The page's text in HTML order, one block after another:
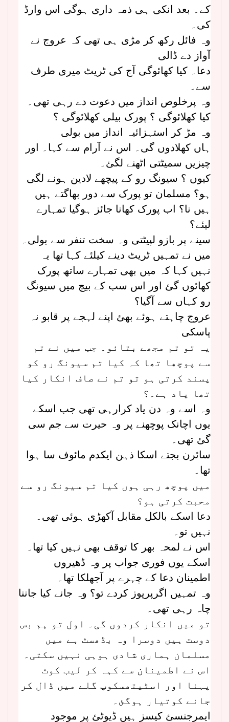
کے۔ بعد انکی ہی ذمہ داری ہوگی اس وارڈ
کی۔
وہ فائل رکھ کر مڑی ہی تھی کہ عروج نے
آواز دے ڈالی
دعا۔ کیا کھائوگی آج کی ٹریٹ میری طرف
سے۔
وہ پرخلوص انداز میں دعوت دے رہی تھی۔
کیا کھلائوگی ؟ پورک بیلی کھلائوگی ؟
وہ مڑ کر استہزائیہ انداز میں بولی
ہاں کھلادوں گی۔ اس نے آرام سے کہا۔ اور
چیزیں سمیٹتی اٹھنے لگئ۔
کیوں ؟ سیونگ رو کے پیچھے لادین ہونے لگی
ہو؟ مسلمان تو پورک سے دور بھاگتے ہیں
ہیں نا؟ اب پورک کھانا جائز ہوگیا تمہارے
لیئے؟
سینے پر بازو لپیٹتی وہ سخت تنفر سے بولی۔
میں نے تمہیں ٹریٹ دینے کیلئے کہا تھا یہ
نہیں کہا کہ میں بھی تمہارے ساتھ پورک
کھائوں گئ اور اس سب کے بیچ میں سیونگ
رو کہاں سے آگیا؟
عروج چاہتے ہوئے بھئ اپنے لہجے پر قابو نہ
پاسکی
یہ تو تم مجھے بتائو۔ جب میں نے تم
سے پوچھا تھا کہ کیا تم سیونگ رو کو
پسند کرتی ہو تو تم نے صاف انکار کیا
تھا یاد ہے۔؟
وہ اسے وہ دن یاد کرارہی تھی جب اسکے
یوں اچانک پوچھنے پر وہ حیرت سے جم سی
گئ تھی۔
سائرن بجتے اسکا ذہن ایکدم مائوف سا ہوا
تھا۔
میں پوچھ رہی ہوں کیا تم سیونگ رو سے
محبت کرتی ہو؟
دعا اسکے بالکل مقابل آکھڑی ہوئی تھی۔
نہیں تو۔
اس نے لمحہ بھر کا توقف بھی نہیں کیا تھا۔
اسکے یوں فوری جواب پر وہ ڈھیروں
اطمینان دعا کے چہرے پر آجھلکا تھا۔
وہ تمہیں اگرپرپوز کردے تو؟ وہ جانے کیا جاننا
چاہ رہی تھی۔
تو میں انکار کردوں گی۔ اول تو ہم بس
دوست ہیں دوسرا وہ بڈھسٹ ہے میں
مسلمان ہماری شادی ہوہی نہیں سکتی۔
اس نے اطمینان سے کہہ کر لیب کوٹ
پہنا اور اسٹیتھسکوپ گلے میں ڈال کر
جانے کوتیار ہوگئ۔
ایمرجنسئ کیسز ہیں ڈیوٹئ پر موجود